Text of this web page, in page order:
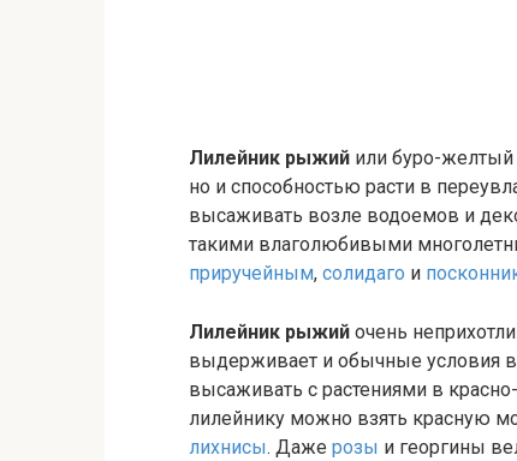
Лилейник рыжий или буро-желтый
но и способностью расти в
высаживать возле водоемов и
такими влаголюбивыми
приручейным, солидаго и
Лилейник рыжий очень
выдерживает и обычные условия в
высаживать с растениями в
лилейнику можно взять красную
лихнисы. Даже розы и георгины